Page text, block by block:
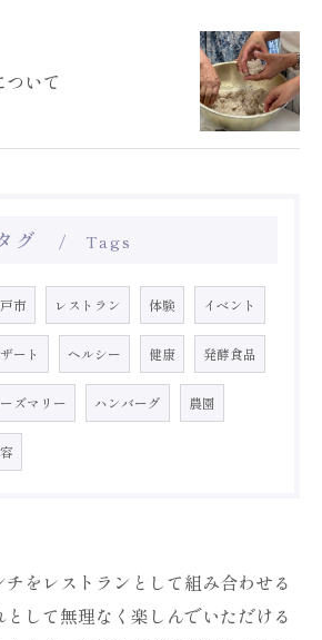
いて
グ Tags
市 レストラン 体験 イベント
ート ヘルシー 健康 発酵食品
ズマリー ハンバーグ 農園
をレストランとして組み合わせる
として無理なく楽しんでいただける